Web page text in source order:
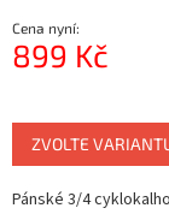
Cena nyní:
899 Kč
cena:
ZVOLTE
Pánské 3/4